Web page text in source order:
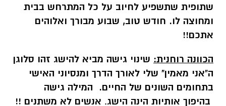
שתופית שתשפיע לחיוב על כל המתרחש בבית
ומחוצה לו. חודש טוב, שבוע מבורך ואלוהים
אתכם!!
הכוונה רוחנית: שינוי גישה מביא להישג זהו סלוגן
ה"אני מאמין" שלי לאורך הדרך ומנסיוני האישי
בתחומים השונים של החיים. המילה גישה
בהיפוך אותיות הינה הישג. אנשים לא משתנים !!